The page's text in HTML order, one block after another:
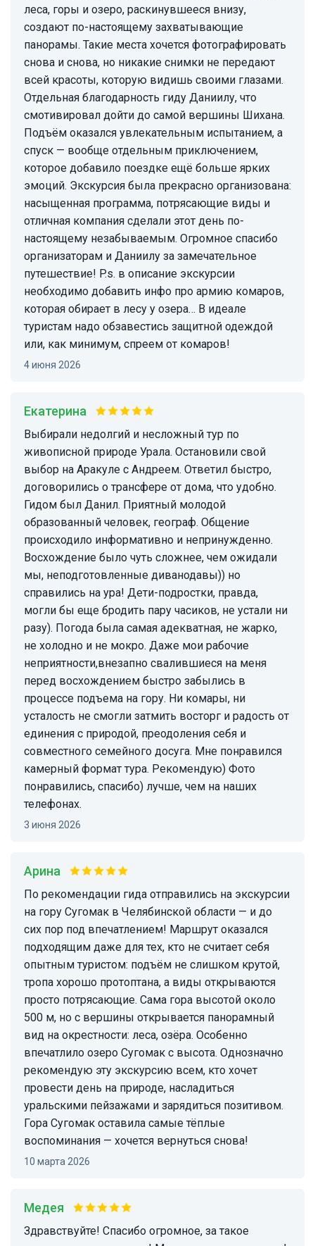
леса, горы и озеро, раскинувшееся внизу,
создают по-настоящему захватывающие
панорамы. Такие места хочется фотографировать
снова и снова, но никакие снимки не передают
всей красоты, которую видишь своими глазами.
Отдельная благодарность гиду Даниилу, что
смотивировал дойти до самой вершины Шихана.
Подъём оказался увлекательным испытанием, а
спуск — вообще отдельным приключением,
которое добавило поездке ещё больше ярких
эмоций. Экскурсия была прекрасно организована:
насыщенная программа, потрясающие виды и
отличная компания сделали этот день по-
настоящему незабываемым. Огромное спасибо
организаторам и Даниилу за замечательное
путешествие! P.s. в описание экскурсии
необходимо добавить инфо про армию комаров,
которая обирает в лесу у озера… В идеале
туристам надо обзавестись защитной одеждой
или, как минимум, спреем от комаров!
4 июня 2026
Екатерина
Выбирали недолгий и несложный тур по
живописной природе Урала. Остановили свой
выбор на Аракуле с Андреем. Ответил быстро,
договорились о трансфере от дома, что удобно.
Гидом был Данил. Приятный молодой
образованный человек, географ. Общение
происходило информативно и непринужденно.
Восхождение было чуть сложнее, чем ожидали
мы, неподготовленные диванодавы)) но
справились на ура! Дети-подростки, правда,
могли бы еще бродить пару часиков, не устали ни
разу). Погода была самая адекватная, не жарко,
не холодно и не мокро. Даже мои рабочие
неприятности,внезапно свалившиеся на меня
перед восхождением быстро забылись в
процессе подъема на гору. Ни комары, ни
усталость не смогли затмить восторг и радость от
единения с природой, преодоления себя и
совместного семейного досуга. Мне понравился
камерный формат тура. Рекомендую) Фото
понравились, спасибо) лучше, чем на наших
телефонах.
3 июня 2026
Арина
По рекомендации гида отправились на экскурсии
на гору Сугомак в Челябинской области — и до
сих пор под впечатлением! Маршрут оказался
подходящим даже для тех, кто не считает себя
опытным туристом: подъём не слишком крутой,
тропа хорошо протоптана, а виды открываются
просто потрясающие. Сама гора высотой около
500 м, но с вершины открывается панорамный
вид на окрестности: леса, озёра. Особенно
впечатлило озеро Сугомак с высота. Однозначно
рекомендую эту экскурсию всем, кто хочет
провести день на природе, насладиться
уральскими пейзажами и зарядиться позитивом.
Гора Сугомак оставила самые тёплые
воспоминания — хочется вернуться снова!
10 марта 2026
Медея
Здравствуйте! Спасибо огромное, за такое